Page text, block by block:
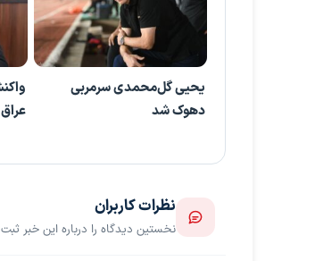
یحیی گل‌محمدی سرمربی
دهوک شد
نظرات کاربران
نخستین دیدگاه را درباره این خبر